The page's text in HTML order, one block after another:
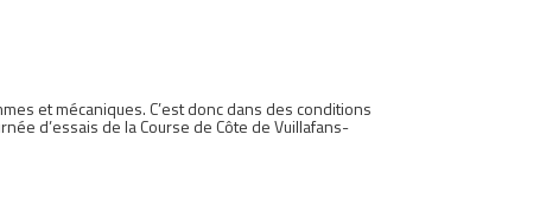
et mécaniques. C’est donc dans des conditions
d’essais de la Course de Côte de Vuillafans-